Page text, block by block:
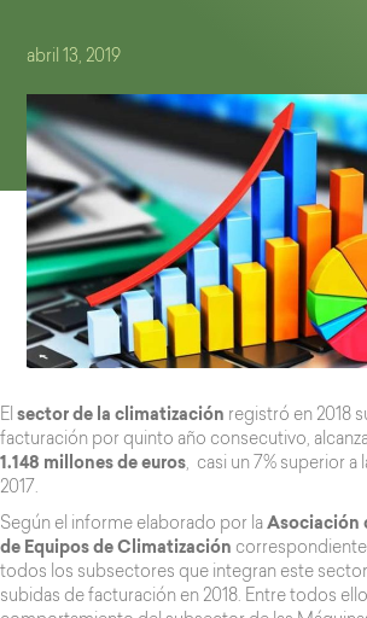
abril 13, 2019
El sector de la climatización registró en 2018
facturación por quinto año consecutivo,
1.148 millones de euros, casi un 7% superior a
2017.
Según el informe elaborado por la Asociación
de Equipos de Climatización correspondiente
todos los subsectores que integran este
subidas de facturación en 2018. Entre todos